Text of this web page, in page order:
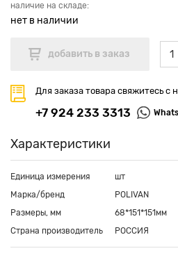
наличие на складе:
нет в наличии
Для заказа товара свяжитесь с
+7 924 233 3313
Характеристики
Единица измерения
шт
Марка/бренд
POLIVAN
Размеры, мм
68*151*151мм
Страна производитель
РОССИЯ